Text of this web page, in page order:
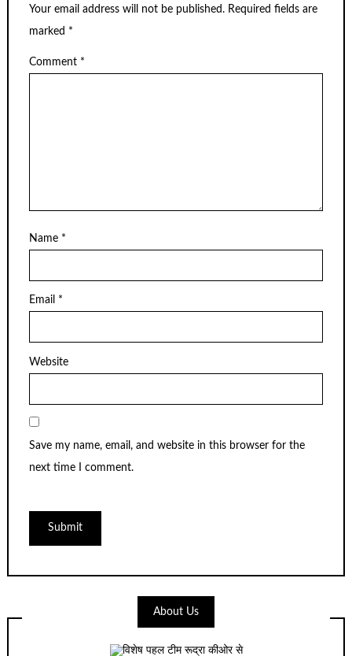
Your email address will not be published. Required fields are
marked *
Comment *
Name *
Email *
Website
Save my name, email, and website in this browser for the
next time I comment.
About Us